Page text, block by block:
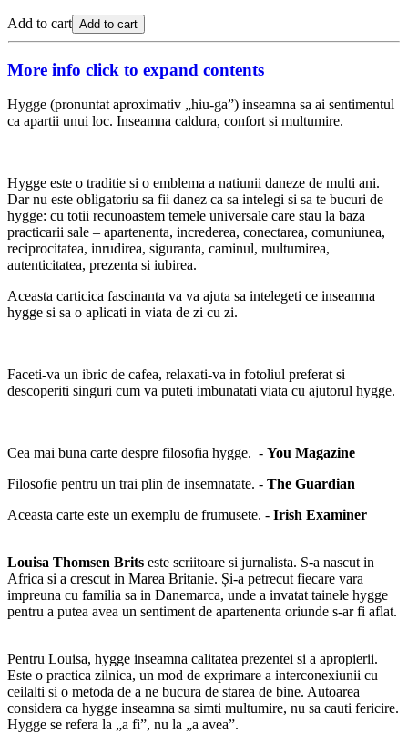
Add to cart Add to cart
More info click to expand contents
Hygge (pronuntat aproximativ „hiu-ga”) inseamna sa ai sentimentul
ca apartii unui loc. Inseamna caldura, confort si multumire.
Hygge este o traditie si o emblema a natiunii daneze de multi ani.
Dar nu este obligatoriu sa fii danez ca sa intelegi si sa te bucuri de
hygge: cu totii recunoastem temele universale care stau la baza
practicarii sale – apartenenta, increderea, conectarea, comuniunea,
reciprocitatea, inrudirea, siguranta, caminul, multumirea,
autenticitatea, prezenta si iubirea.
Aceasta carticica fascinanta va va ajuta sa intelegeti ce inseamna
hygge si sa o aplicati in viata de zi cu zi.
Faceti-va un ibric de cafea, relaxati-va in fotoliul preferat si
descoperiti singuri cum va puteti imbunatati viata cu ajutorul hygge.
Cea mai buna carte despre filosofia hygge. - You Magazine
Filosofie pentru un trai plin de insemnatate. - The Guardian
Aceasta carte este un exemplu de frumusete. - Irish Examiner
Louisa Thomsen Brits este scriitoare si jurnalista. S-a nascut in
Africa si a crescut in Marea Britanie. Și-a petrecut fiecare vara
impreuna cu familia sa in Danemarca, unde a invatat tainele hygge
pentru a putea avea un sentiment de apartenenta oriunde s-ar fi aflat.
Pentru Louisa, hygge inseamna calitatea prezentei si a apropierii.
Este o practica zilnica, un mod de exprimare a interconexiunii cu
ceilalti si o metoda de a ne bucura de starea de bine. Autoarea
considera ca hygge inseamna sa simti multumire, nu sa cauti fericire.
Hygge se refera la „a fi”, nu la „a avea”.